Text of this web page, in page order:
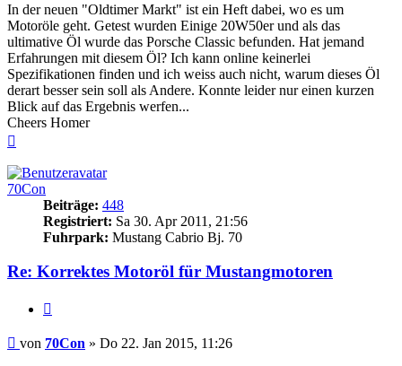
In der neuen "Oldtimer Markt" ist ein Heft dabei, wo es um
Motoröle geht. Getest wurden Einige 20W50er und als das
ultimative Öl wurde das Porsche Classic befunden. Hat jemand
Erfahrungen mit diesem Öl? Ich kann online keinerlei
Spezifikationen finden und ich weiss auch nicht, warum dieses Öl
derart besser sein soll als Andere. Konnte leider nur einen kurzen
Blick auf das Ergebnis werfen...
Cheers Homer
70Con
Beiträge: 448
Registriert: Sa 30. Apr 2011, 21:56
Fuhrpark: Mustang Cabrio Bj. 70
Re: Korrektes Motoröl für Mustangmotoren
Beitrag
von 70Con » Do 22. Jan 2015, 11:26